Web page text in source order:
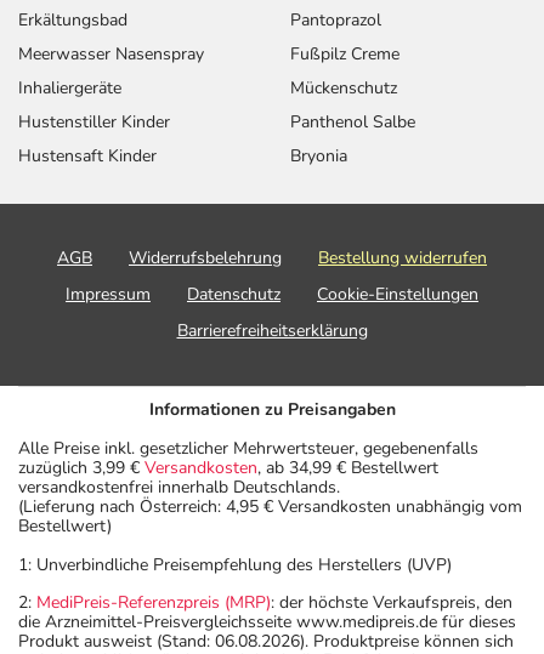
Körpergewicht
Allgemeine
Dosierungsempfehlung:
Jugendliche ab
14 Jahren mit
40-60 kg
Körpergewicht
3 1/2-5
Tabletten
Allgemeine
Erwachsene
Körpergewicht
4-7
1-mal
Anwendungshinweise
einem Arzt oder Apotheker überschritten werden.
Art der Anwendung?
(z.B. 1 Glas stilles Wasser) ein.
Dauer der Anwendung?
Erkältungsbad
Meerwasser Nasenspray
Inhaliergeräte
Hustenstiller Kinder
Hustensaft Kinder
Pantoprazol
Fußpilz Creme
Mückenschutz
Panthenol Salbe
Bryonia
AGB Widerrufsbelehrung
Bestellung widerrufen
Impressum
Datenschutz
Cookie-Einstellungen
Barrierefreiheitserklärung
Informationen zu Preisangaben
Alle Preise inkl. gesetzlicher Mehrwertsteuer, gegebenenfalls
zuzüglich 3,99 € Versandkosten, ab 34,99 € Bestellwert
versandkostenfrei innerhalb Deutschlands.
(Lieferung nach Österreich: 4,95 € Versandkosten unabhängig vom
Bestellwert)
1: Unverbindliche Preisempfehlung des Herstellers (UVP)
2: MediPreis-Referenzpreis (MRP): der höchste Verkaufspreis, den
die Arzneimittel-Preisvergleichsseite www.medipreis.de für dieses
Produkt ausweist (Stand: 06.08.2026). Produktpreise können sich